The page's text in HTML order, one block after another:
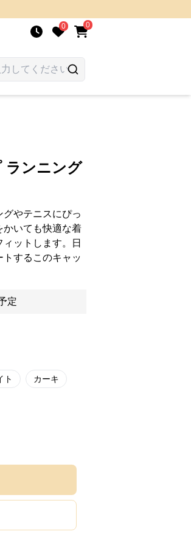
0 0
ンニング
やテニスにぴっ
かいても快適な着
ットします。日
するこのキャッ
定
ト カーキ